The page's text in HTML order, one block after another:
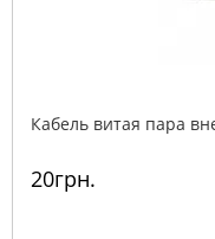
Кабель витая пара
20грн.